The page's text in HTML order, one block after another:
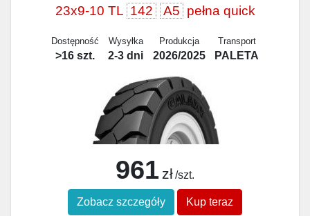
23x9-10 TL 142 A5 pełna quick
Dostępność
>16 szt.
Wysyłka
2-3 dni
Produkcja
2026/2025
Transport
PALETA
961 zł /szt.
Zobacz szczegóły Kup teraz